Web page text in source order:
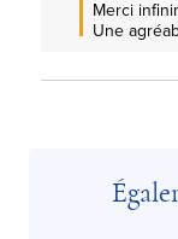
Merci
Une